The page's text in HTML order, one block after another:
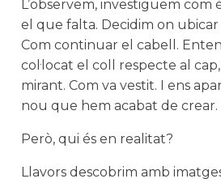
L’observem, investiguem com
el que falta. Decidim on ubicar
Com continuar el cabell.
col·locat el coll respecte al
mirant. Com va vestit. I ens
nou que hem acabat de crear.
Però, qui és en realitat?
Llavors descobrim amb